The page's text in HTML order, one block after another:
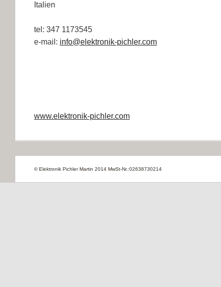
© Elektronik Pichler Martin 2014 MwSt-Nr.:02638730214
Italien
tel: 347 1173545
e-mail: info@elektronik-pichler.com
www.elektronik-pichler.com